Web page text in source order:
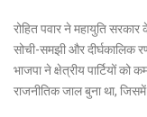
रोहित पवार ने महायुति
सोची-समझी और दीर्घकालिक
भाजपा ने क्षेत्रीय पार्टियों
राजनीतिक जाल बुना था,